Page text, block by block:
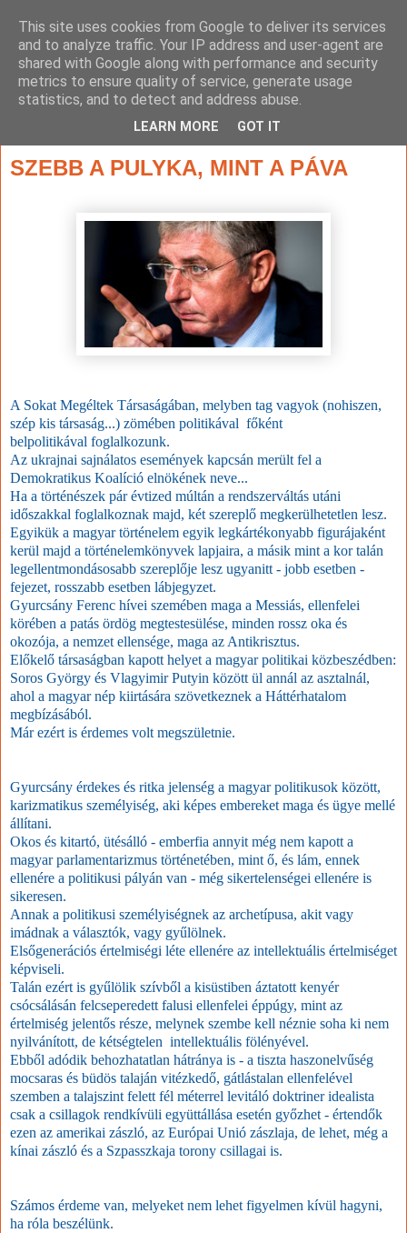
SZEBB A PULYKA, MINT A PÁVA
A Sokat Megéltek Társaságában, melyben tag vagyok (nohiszen,
szép kis társaság...) zömében politikával főként
belpolitikával foglalkozunk.
Az ukrajnai sajnálatos események kapcsán merült fel a
Demokratikus Koalíció elnökének neve...
Ha a történészek pár évtized múltán a rendszerváltás utáni
időszakkal foglalkoznak majd, két szereplő megkerülhetetlen lesz.
Egyikük a magyar történelem egyik legkártékonyabb figurájaként
kerül majd a történelemkönyvek lapjaira, a másik mint a kor talán
legellentmondásosabb szereplője lesz ugyanitt - jobb esetben -
fejezet, rosszabb esetben lábjegyzet.
Gyurcsány Ferenc hívei szemében maga a Messiás, ellenfelei
körében a patás ördög megtestesülése, minden rossz oka és
okozója, a nemzet ellensége, maga az Antikrisztus.
Előkelő társaságban kapott helyet a magyar politikai közbeszédben:
Soros György és Vlagyimir Putyin között ül annál az asztalnál,
ahol a magyar nép kiirtására szövetkeznek a Háttérhatalom
megbízásából.
Már ezért is érdemes volt megszületnie.
Gyurcsány érdekes és ritka jelenség a magyar politikusok között,
karizmatikus személyiség, aki képes embereket maga és ügye mellé
állítani.
Okos és kitartó, ütésálló - emberfia annyit még nem kapott a
magyar parlamentarizmus történetében, mint ő, és lám, ennek
ellenére a politikusi pályán van - még sikertelenségei ellenére is
sikeresen.
Annak a politikusi személyiségnek az archetípusa, akit vagy
imádnak a választók, vagy gyűlölnek.
Elsőgenerációs értelmiségi léte ellenére az intellektuális értelmiséget
képviseli.
Talán ezért is gyűlölik szívből a kisüstiben áztatott kenyér
csócsálásán felcseperedett falusi ellenfelei éppúgy, mint az
értelmiség jelentős része, melynek szembe kell néznie soha ki nem
nyilvánított, de kétségtelen intellektuális fölényével.
Ebből adódik behozhatatlan hátránya is - a tiszta haszonelvűség
mocsaras és büdös talaján vitézkedő, gátlástalan ellenfelével
szemben a talajszint felett fél méterrel levitáló doktriner idealista
csak a csillagok rendkívüli együttállása esetén győzhet - értendők
ezen az amerikai zászló, az Európai Unió zászlaja, de lehet, még a
kínai zászló és a Szpasszkaja torony csillagai is.
Számos érdeme van, melyeket nem lehet figyelmen kívül hagyni,
ha róla beszélünk.
This site uses cookies from Google to deliver its services
and to analyze traffic. Your IP address and user-agent are
shared with Google along with performance and security
metrics to ensure quality of service, generate usage
statistics, and to detect and address abuse.
LEARN MORE GOT IT